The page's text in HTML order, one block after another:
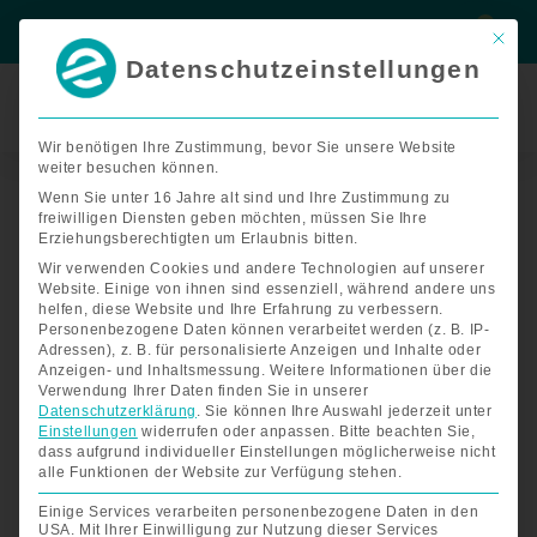
springen
PTR
Miniramps
bis
740mm
Spurbreite
Menge
Mit
Datenschutzeinstellungen
Wir benötigen Ihre Zustimmung, bevor Sie unsere Website
weiter besuchen können.
Wenn Sie unter 16 Jahre alt sind und Ihre Zustimmung zu
freiwilligen Diensten geben möchten, müssen Sie Ihre
Erziehungsberechtigten um Erlaubnis bitten.
Wir verwenden Cookies und andere Technologien auf unserer
Website. Einige von ihnen sind essenziell, während andere uns
helfen, diese Website und Ihre Erfahrung zu verbessern.
Personenbezogene Daten können verarbeitet werden (z. B. IP-
Adressen), z. B. für personalisierte Anzeigen und Inhalte oder
Anzeigen- und Inhaltsmessung. Weitere Informationen über die
Verwendung Ihrer Daten finden Sie in unserer
Datenschutzerklärung . Sie können Ihre Auswahl jederzeit unter
Einstellungen widerrufen oder anpassen. Bitte beachten Sie,
dass aufgrund individueller Einstellungen möglicherweise nicht
alle Funktionen der Website zur Verfügung stehen.
Einige Services verarbeiten personenbezogene Daten in den
USA. Mit Ihrer Einwilligung zur Nutzung dieser Services